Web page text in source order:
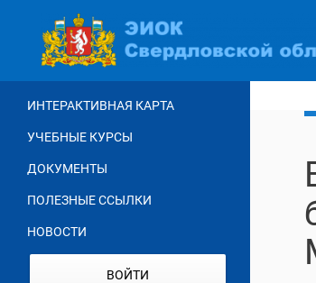
основному
содержанию
ИНТЕРАКТИВНАЯ КАРТА
УЧЕБНЫЕ КУРСЫ
ДОКУМЕНТЫ
ПОЛЕЗНЫЕ ССЫЛКИ
НОВОСТИ
ВОЙТИ